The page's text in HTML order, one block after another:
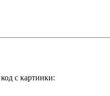
с картинки: